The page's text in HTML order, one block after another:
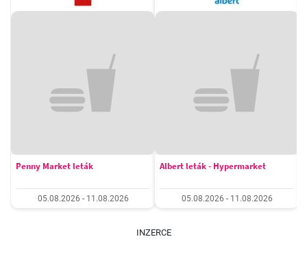
Penny Market leták
05.08.2026 - 11.08.2026
Albert leták - Hypermarket
05.08.2026 - 11.08.2026
INZERCE